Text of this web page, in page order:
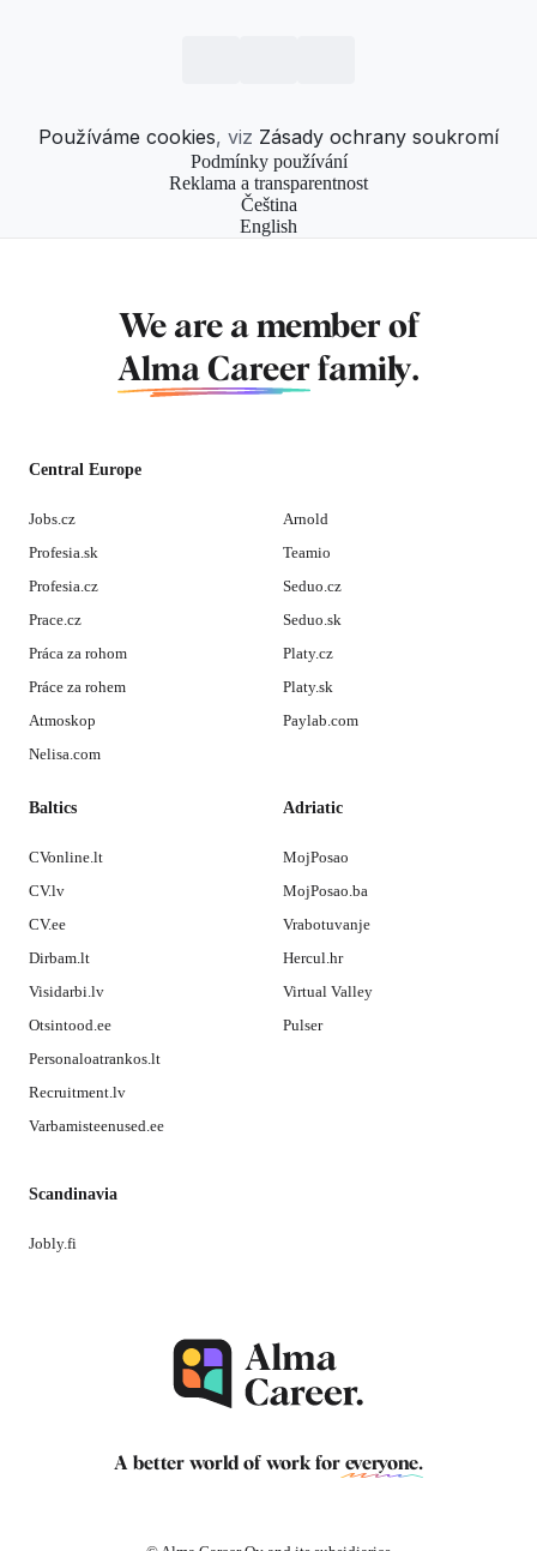
Používáme cookies, viz Zásady ochrany soukromí
Podmínky používání
Reklama a transparentnost
Čeština
English
We are a member of
Alma Career family.
Central Europe
Jobs.cz
Profesia.sk
Profesia.cz
Prace.cz
Práca za rohom
Práce za rohem
Atmoskop
Nelisa.com
Arnold
Teamio
Seduo.cz
Seduo.sk
Platy.cz
Platy.sk
Paylab.com
Baltics
CVonline.lt
CV.lv
CV.ee
Dirbam.lt
Visidarbi.lv
Otsintood.ee
Personaloatrankos.lt
Recruitment.lv
Varbamisteenused.ee
Adriatic
MojPosao
MojPosao.ba
Vrabotuvanje
Hercul.hr
Virtual Valley
Pulser
Scandinavia
Jobly.fi
A better world of work for everyone.